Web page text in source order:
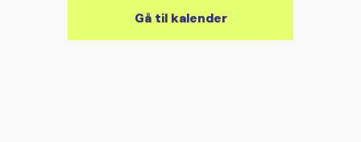
Gå til kalender